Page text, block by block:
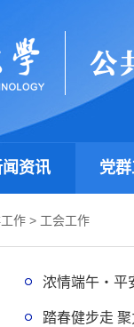
资讯 党
作 > 工会工作
浓情端午・平
踏春健步走